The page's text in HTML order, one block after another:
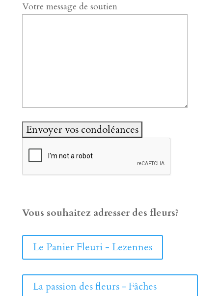
Votre message de soutien
Vous souhaitez adresser des fleurs?
Le Panier Fleuri - Lezennes
La passion des fleurs - Fâches